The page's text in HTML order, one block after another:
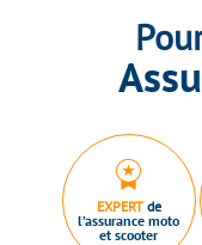
EXPERTde
l’assurance moto
et scooter